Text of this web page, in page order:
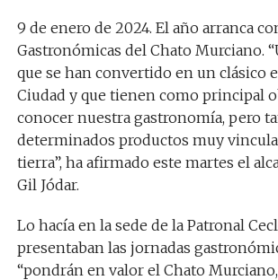
9 de enero de 2024. El año arranca
Gastronómicas del Chato Murciano.
que se han convertido en un clásico
Ciudad y que tienen como principal
conocer nuestra gastronomía, pero
determinados productos muy
tierra”, ha afirmado este martes el
Gil Jódar.
Lo hacía en la sede de la Patronal
presentaban las jornadas
“pondrán en valor el Chato